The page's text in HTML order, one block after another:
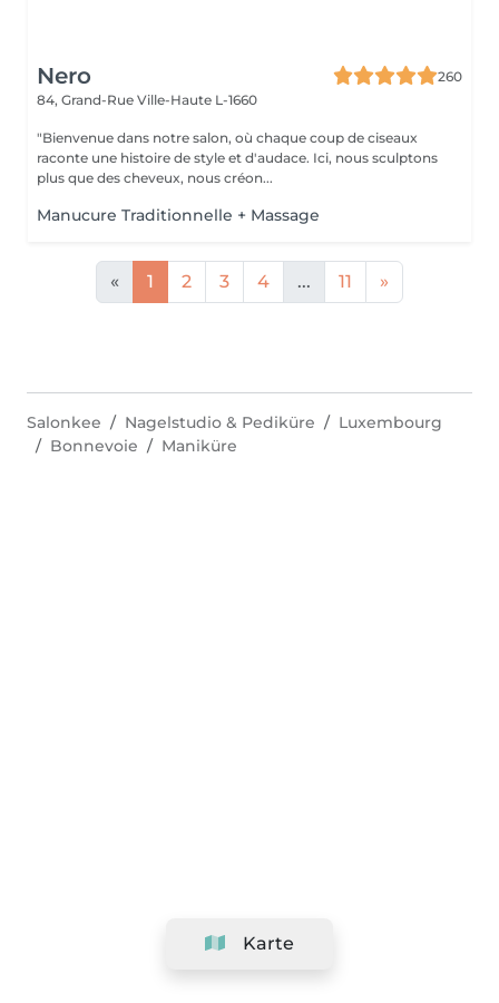
Nero
260
84, Grand-Rue Ville-Haute L-1660
"Bienvenue dans notre salon, où chaque coup de ciseaux
raconte une histoire de style et d'audace. Ici, nous sculptons
plus que des cheveux, nous créon...
Manucure Traditionnelle + Massage
« 1 2 3 4 ... 11 »
Karte
Salonkee Nagelstudio & Pediküre
Luxembourg
Bonnevoie
Maniküre